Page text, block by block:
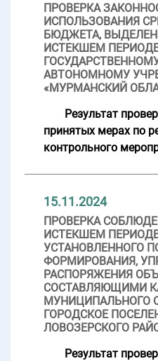
ПРОВЕРКА
ИСПОЛЬЗОВАНИЯ
БЮДЖЕТА,
ИСТЕКШЕМ
АВТОНОМНОМУ
«МУРМАНСКИЙ
Результат
принятых мерах по
контрольного
15.11.2024
ПРОВЕРКА
ИСТЕКШЕМ
УСТАНОВЛЕННОГО
ФОРМИРОВАНИЯ,
РАСПОРЯЖЕНИЯ
СОСТАВЛЯЮЩИМИ
МУНИЦИПАЛЬНОГО
ГОРОДСКОЕ
ЛОВОЗЕРСКОГО
Результат